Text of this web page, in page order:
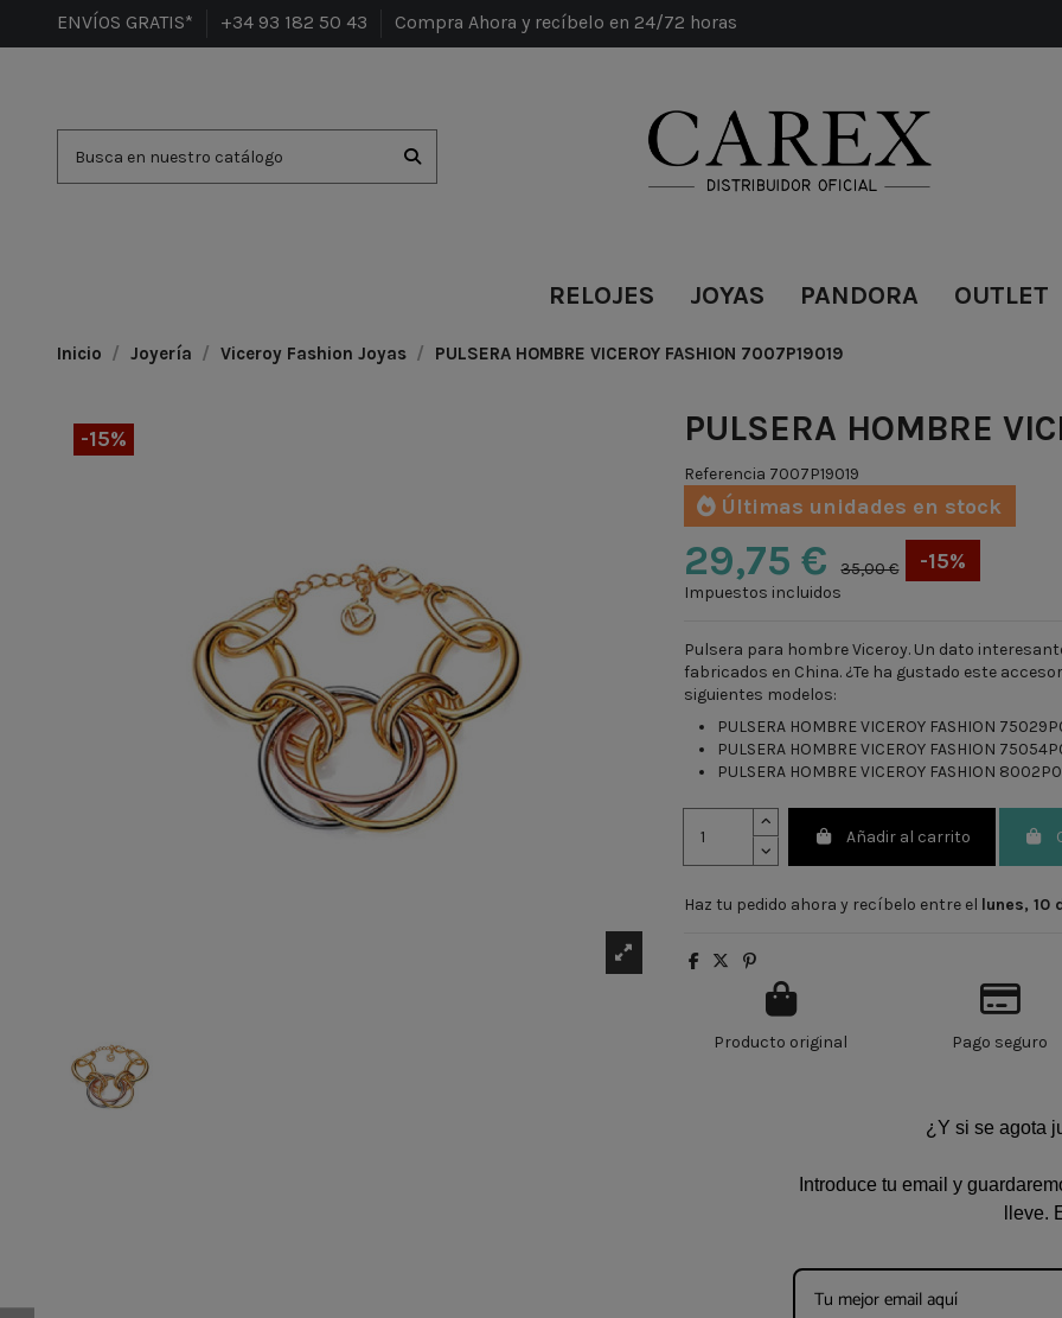
ENVÍOS GRATIS* +34 93 182 50 43 Compra Ahora y recíbelo en 24/72 horas
RELOJES JOYAS PANDORA OUTLET
Inicio Joyería Viceroy Fashion Joyas PULSERA HOMBRE VICEROY FASHION 7007P19019
-15% PULSERA HOMBRE
Referencia 7007P19019
Últimas unidades en stock
29,75 € 35,00 € -15%
Impuestos incluidos
Pulsera para hombre Viceroy. Un dato
fabricados en China. ¿Te ha gustado este
siguientes modelos:
PULSERA HOMBRE VICEROY FASHION
PULSERA HOMBRE VICEROY FASHION
PULSERA HOMBRE VICEROY FASHION
Añadir al carrito
Haz tu pedido ahora y recíbelo entre el lunes, 10
Producto original Pago seguro
¿Y si se agota
Introduce tu email y
lleve.